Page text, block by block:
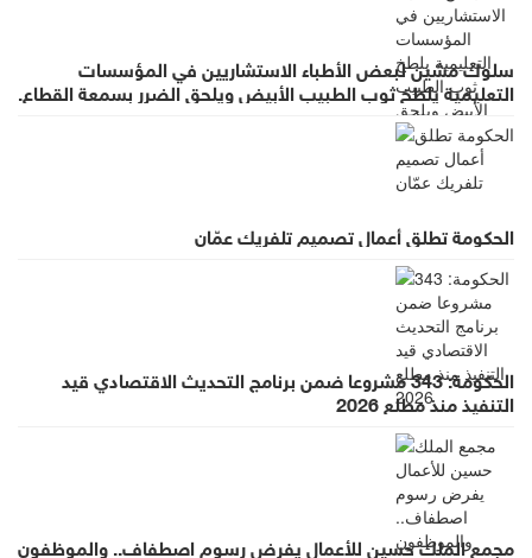
سلوك مشين لبعض الأطباء الاستشاريين في المؤسسات
التعليمية يلطخ ثوب الطبيب الأبيض ويلحق الضرر بسمعة القطاع.
الحكومة تطلق أعمال تصميم تلفريك عمّان
الحكومة: 343 مشروعا ضمن برنامج التحديث الاقتصادي قيد
التنفيذ منذ مطلع 2026
مجمع الملك حسين للأعمال يفرض رسوم اصطفاف.. والموظفون